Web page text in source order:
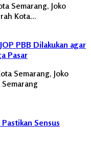
Semarang, Joko
Kota…
PBB Dilakukan agar
Pasar
Semarang, Joko
Sensus